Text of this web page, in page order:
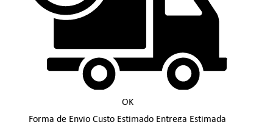
OK
Forma de Envio Custo Estimado Entrega Estimada